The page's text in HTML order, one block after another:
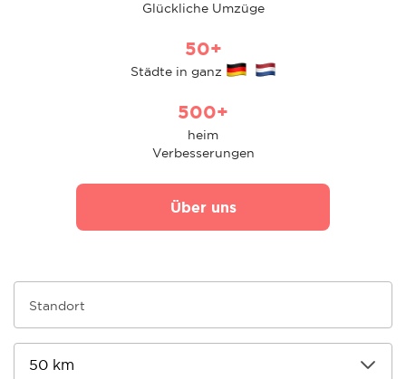
Glückliche Umzüge
50+
Städte in ganz
500+
heim
Verbesserungen
Über uns